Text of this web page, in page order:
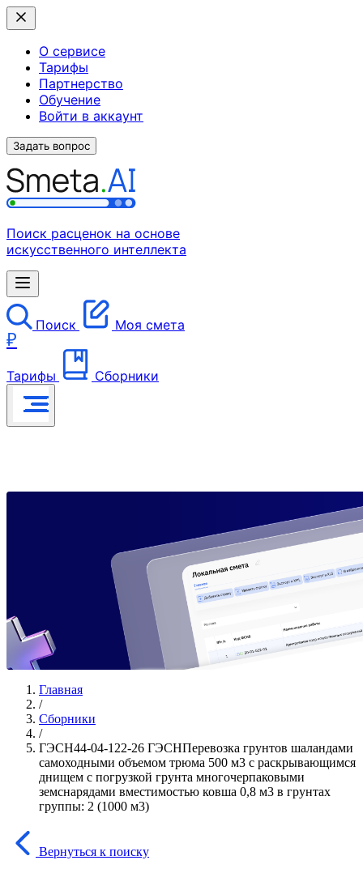
О сервисе
Тарифы
Партнерство
Обучение
Войти в аккаунт
Задать вопрос
Поиск расценок на основе
искусственного интеллекта
Поиск Моя смета
₽
Тарифы Сборники
Главная
/
Сборники
/
ГЭСН44-04-122-26 ГЭСНПеревозка грунтов шаландами
самоходными объемом трюма 500 м3 с раскрывающимся
днищем с погрузкой грунта многочерпаковыми
земснарядами вместимостью ковша 0,8 м3 в грунтах
группы: 2 (1000 м3)
Вернуться к поиску